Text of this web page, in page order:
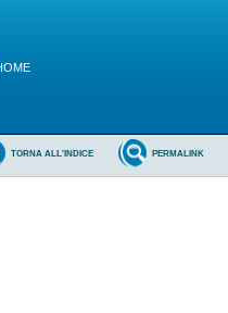
PERMALINK
TORNA ALL'INDICE